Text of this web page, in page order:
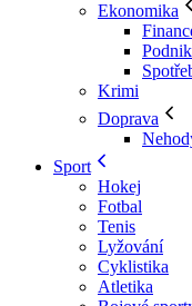
Ekonomika
Krimi
Doprava
Sport
Hokej
Fotbal
Tenis
Lyžování
Cyklistika
Atletika